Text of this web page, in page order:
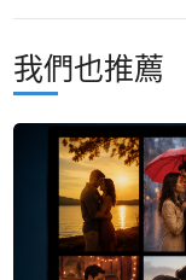
我們也推薦